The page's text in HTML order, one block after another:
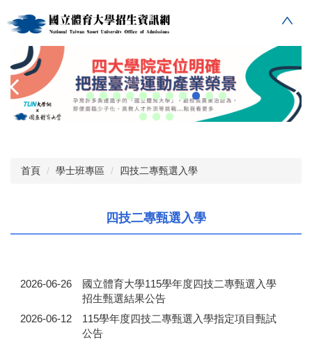
到
內
容
區
首頁 學士班專區 四技二專甄選入學
四技二專甄選入學
2026-06-26
國立體育大學115學年度四技二專甄選入學
招生甄選結果公告
2026-06-12
115學年度四技二專甄選入學指定項目甄試
公告